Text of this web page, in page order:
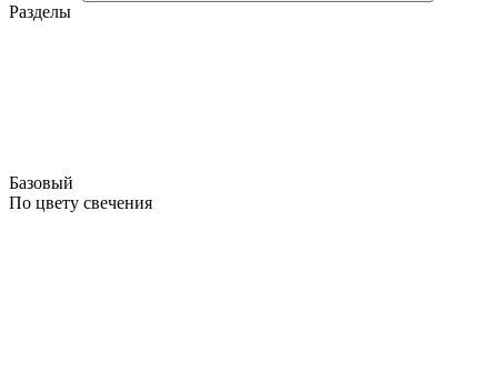
Разделы
Базовый
По цвету свечения